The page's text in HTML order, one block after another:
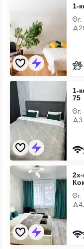
Театральная
36
на
карте
1-
1-
комнатная
квартира
Юрия
Гагарина
75
на
карте
1-
75
2х-
комнатная
квартира
Коммунистическая
на
карте